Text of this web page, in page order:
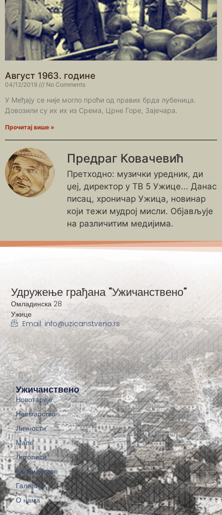
Август 1963. године
04/12/2019 No Comments
У Међају се није могло проћи од правих брда лубеница.
Довозили су их их из Срема, Црне Горе, Зајечара.
Прочитај више »
Предраг Ковачевић
Претходно: музички уредник, ди
џеј, директор у ТВ 5 Ужице... Данас
писац, хроничар Ужица, новинар
који тежи мудрој мисли. Објављује
на различитим медијима.
Ужичанствено
Новотарије
Неимарство
Личности
Мапе
Летописи
Калеидоскоп
Галерије
О нама
Удружење грађана "Ужичанствено"
Омладинска 28
Ужице
Email: info@uzicanstveno.rs